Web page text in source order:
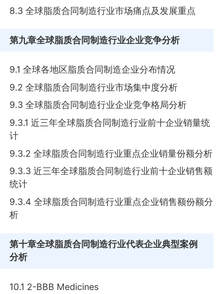
8.3 全球脂质合同制造行业市场痛点及发展重点
第九章全球脂质合同制造行业企业竞争分析
9.1 全球各地区脂质合同制造企业分布情况
9.2 全球脂质合同制造行业市场集中度分析
9.3 全球脂质合同制造行业企业竞争格局分析
9.3.1 近三年全球脂质合同制造行业前十企业销量统
计
9.3.2 全球脂质合同制造行业重点企业销量份额分析
9.3.3 近三年全球脂质合同制造行业前十企业销售额
统计
9.3.4 全球脂质合同制造行业重点企业销售额份额分
析
第十章全球脂质合同制造行业代表企业典型案例
分析
10.1 2-BBB Medicines